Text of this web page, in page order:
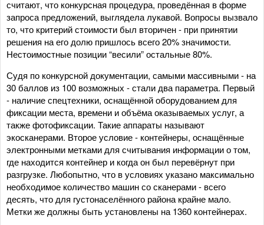
считают, что конкурсная процедура, проведённая в форме
запроса предложений, выглядела лукавой. Вопросы вызвало
то, что критерий стоимости был вторичен - при принятии
решения на его долю пришлось всего 20% значимости.
Нестоимостные позиции “весили” остальные 80%.
Судя по конкурсной документации, самыми массивными - на
30 баллов из 100 возможных - стали два параметра. Первый
- наличие спецтехники, оснащённой оборудованием для
фиксации места, времени и объёма оказываемых услуг, а
также фотофиксации. Такие аппараты называют
экосканерами. Второе условие - контейнеры, оснащённые
электронными метками для считывания информации о том,
где находится контейнер и когда он был перевёрнут при
разгрузке. Любопытно, что в условиях указано максимально
необходимое количество машин со сканерами - всего
десять, что для густонаселённого района крайне мало.
Метки же должны быть установлены на 1360 контейнерах.